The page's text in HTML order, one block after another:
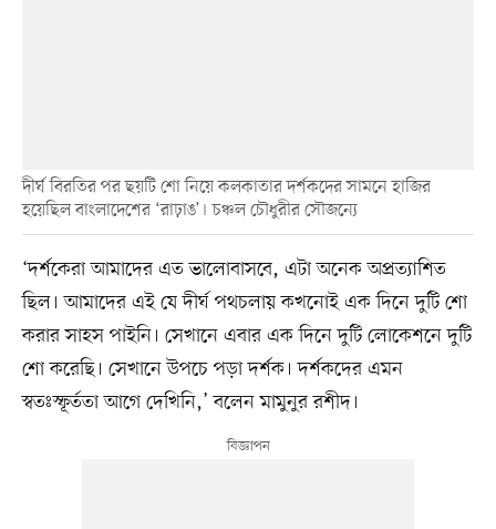
দীর্ঘ বিরতির পর ছয়টি শো নিয়ে কলকাতার দর্শকদের সামনে হাজির
হয়েছিল বাংলাদেশের ‘রাঢ়াঙ’। চঞ্চল চৌধুরীর সৌজন্যে
‘দর্শকেরা আমাদের এত ভালোবাসবে, এটা অনেক অপ্রত্যাশিত
ছিল। আমাদের এই যে দীর্ঘ পথচলায় কখনোই এক দিনে দুটি শো
করার সাহস পাইনি। সেখানে এবার এক দিনে দুটি লোকেশনে দুটি
শো করেছি। সেখানে উপচে পড়া দর্শক। দর্শকদের এমন
স্বতঃস্ফূর্ততা আগে দেখিনি,’ বলেন মামুনুর রশীদ।